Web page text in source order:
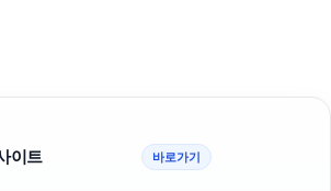
이트 바로가기